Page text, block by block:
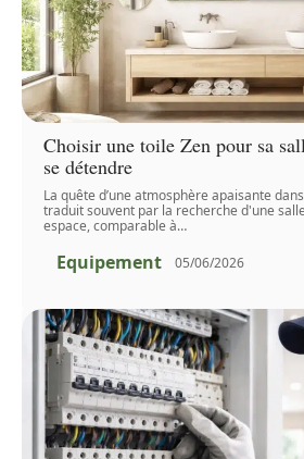
Choisir une toile Zen pour sa
se détendre
La quête d’une atmosphère apaisante
traduit souvent par la recherche d'une
espace, comparable à…
Equipement 05/06/2026